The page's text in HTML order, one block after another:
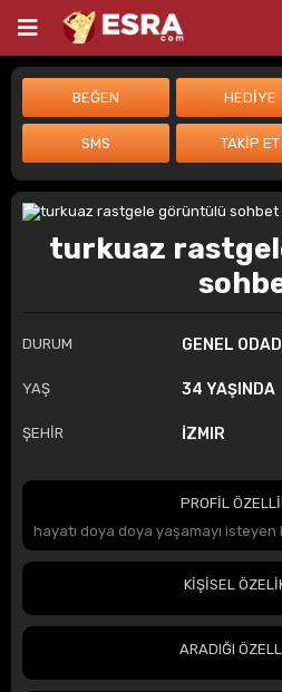
turkuaz
DURUM GENEL
YAŞ 34 YAŞINDA
ŞEHİR İZMIR
PROFİL
hayatı doya doya yaşamayı isteyen
KİŞİSEL
ARADIĞI